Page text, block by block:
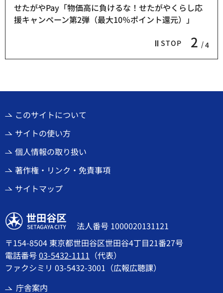
STOP 2 4
せたがやPay「物価高に負けるな！せたがやくらし応
援キャンペーン第2弾（最大10％ポイント還元）」
このサイトについて
サイトの使い方
個人情報の取り扱い
著作権・リンク・免責事項
サイトマップ
世田谷区
法人番号 1000020131121
〒154-8504 東京都世田谷区世田谷4丁目21番27号
電話番号03-5432-1111 （代表）
ファクシミリ 03-5432-3001（広報広聴課）
庁舎案内